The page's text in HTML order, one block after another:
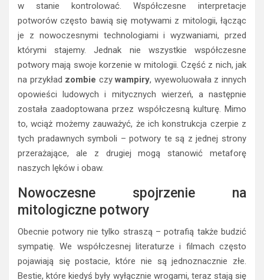
w stanie kontrolować. Współczesne interpretacje
potworów często bawią się motywami z mitologii, łącząc
je z nowoczesnymi technologiami i wyzwaniami, przed
którymi stajemy. Jednak nie wszystkie współczesne
potwory mają swoje korzenie w mitologii. Część z nich, jak
na przykład zombie czywampiry, wyewoluowała z innych
opowieści ludowych i mitycznych wierzeń, a następnie
została zaadoptowana przez współczesną kulturę. Mimo
to, wciąż możemy zauważyć, że ich konstrukcja czerpie z
tych pradawnych symboli – potwory te są z jednej strony
przerażające, ale z drugiej mogą stanowić metaforę
naszych lęków i obaw.
Nowoczesne spojrzenie na
mitologiczne potwory
Obecnie potwory nie tylko straszą – potrafią także budzić
sympatię. We współczesnej literaturze i filmach często
pojawiają się postacie, które nie są jednoznacznie złe.
Bestie, które kiedyś były wyłącznie wrogami, teraz stają się